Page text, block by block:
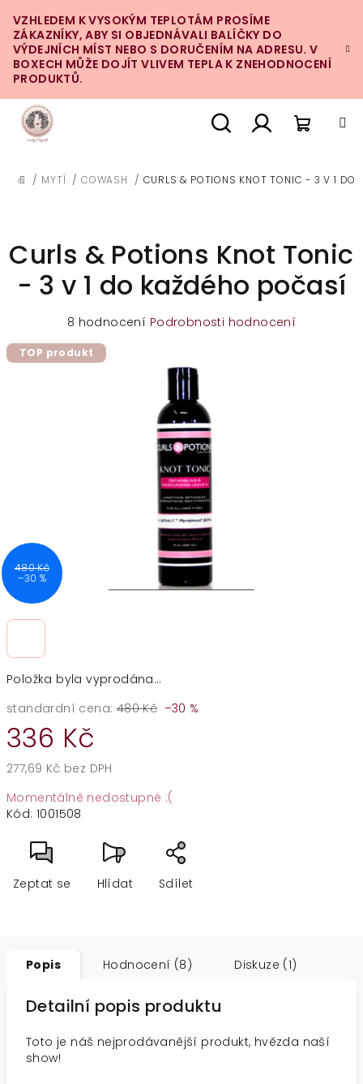
na
obsah
VZHLEDEM K VYSOKÝM TEPLOTÁM PROSÍME
ZÁKAZNÍKY, ABY SI OBJEDNÁVALI BALÍČKY DO
VÝDEJNÍCH MÍST NEBO S DORUČENÍM NA ADRESU. V
BOXECH MŮŽE DOJÍT VLIVEM TEPLA K ZNEHODNOCENÍ
PRODUKTŮ.
DOMŮ
/ MYTÍ / COWASH / CURLS & POTIONS KNOT TONIC - 3 V 1 DO
Položka byla vyprodána…
standardní cena: 480 Kč –30 %
336 Kč
277,69 Kč bez DPH
cena:
Momentálně nedostupné :(
Kód: 1001508
Zeptat se Hlídat Sdílet
Curls & Potions Knot Tonic
- 3 v 1 do každého počasí
Průměrné
produktu
8 hodnocení Podrobnosti hodnocení
TOP produkt
480 Kč
–30 %
Popis Hodnocení (8) Diskuze (1)
Detailní popis produktu
Toto je náš nejprodávanější produkt, hvězda naší
show!